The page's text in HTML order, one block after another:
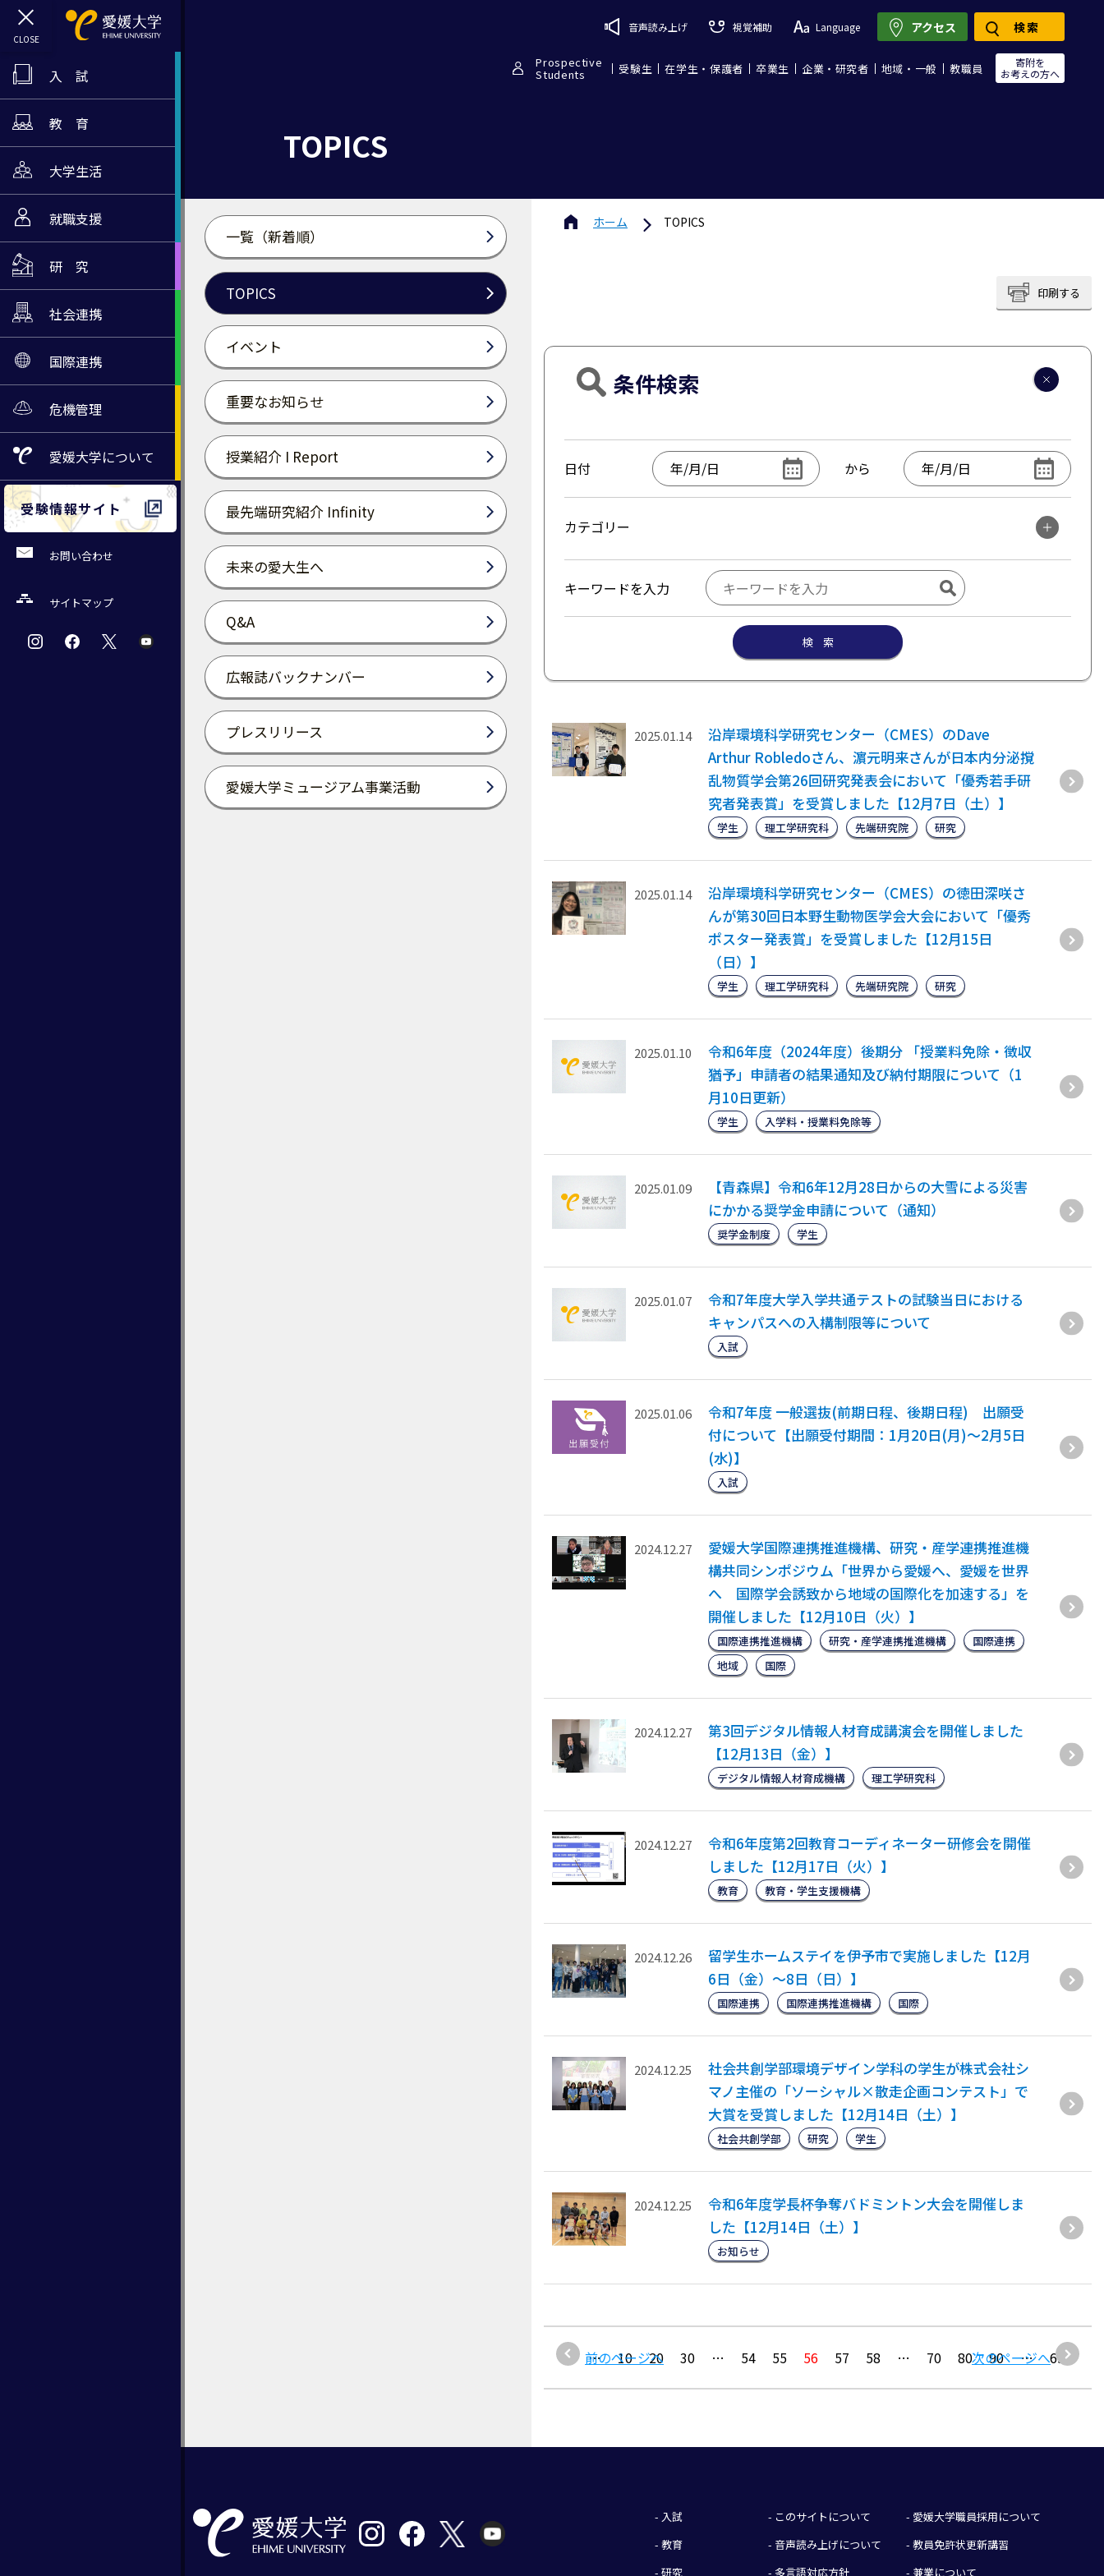
入 試
教 育
大学生活
就職支援
研 究
社会連携
国際連携
危機管理
愛媛大学について
受験情報サイト
お問い合わせ
サイトマップ
音声読み上げ 視覚補助 Language
Prospective
Students 受験生 在学生・保護者 卒業生 企業・研究者 地域・一般 教職員
寄附を
お考えの方へ
アクセス 検索
TOPICS
一覧（新着順）
TOPICS
イベント
重要なお知らせ
授業紹介 I Report
最先端研究紹介 Infinity
未来の愛大生へ
Q&A
広報誌バックナンバー
プレスリリース
愛媛大学ミュージアム事業活動
ホーム TOPICS
印刷する
条件検索
日付 から
カテゴリー
キーワードを入力
検 索
2025.01.14
沿岸環境科学研究センター（CMES）のDave
Arthur Robledoさん、濵元明来さんが日本内分泌撹
乱物質学会第26回研究発表会において「優秀若手研
究者発表賞」を受賞しました【12月7日（土）】
学生 理工学研究科 先端研究院 研究
2025.01.14
沿岸環境科学研究センター（CMES）の徳田深咲さ
んが第30回日本野生動物医学会大会において「優秀
ポスター発表賞」を受賞しました【12月15日
（日）】
学生 理工学研究科 先端研究院 研究
2025.01.10
令和6年度（2024年度）後期分 「授業料免除・徴収
猶予」申請者の結果通知及び納付期限について（1
月10日更新）
学生 入学料・授業料免除等
2025.01.09
【青森県】令和6年12月28日からの大雪による災害
にかかる奨学金申請について（通知）
奨学金制度 学生
2025.01.07
令和7年度大学入学共通テストの試験当日における
キャンパスへの入構制限等について
入試
2025.01.06
令和7年度 一般選抜(前期日程、後期日程) 出願受
付について【出願受付期間：1月20日(月)～2月5日
(水)】
入試
2024.12.27
愛媛大学国際連携推進機構、研究・産学連携推進機
構共同シンポジウム「世界から愛媛へ、愛媛を世界
へ 国際学会誘致から地域の国際化を加速する」を
開催しました【12月10日（火）】
国際連携推進機構 研究・産学連携推進機構
国際連携
地域
国際
2024.12.27
第3回デジタル情報人材育成講演会を開催しました
【12月13日（金）】
デジタル情報人材育成機構 理工学研究科
2024.12.27
令和6年度第2回教育コーディネーター研修会を開催
しました【12月17日（火）】
教育 教育・学生支援機構
2024.12.26
留学生ホームステイを伊予市で実施しました【12月
6日（金）～8日（日）】
国際連携 国際連携推進機構 国際
2024.12.25
社会共創学部環境デザイン学科の学生が株式会社シ
マノ主催の「ソーシャル×散走企画コンテスト」で
大賞を受賞しました【12月14日（土）】
社会共創学部 研究 学生
2024.12.25
令和6年度学長杯争奪バドミントン大会を開催しま
した【12月14日（土）】
お知らせ
1 前のページへ
… 10 20 30 … 54 55 56 57 58 … 70 80 90 …
次のページへ692
- 入試
- 教育
- 研究
- このサイトについて
- 音声読み上げについて
- 多言語対応方針
- 愛媛大学職員採用について
- 教員免許状更新講習
- 兼業について